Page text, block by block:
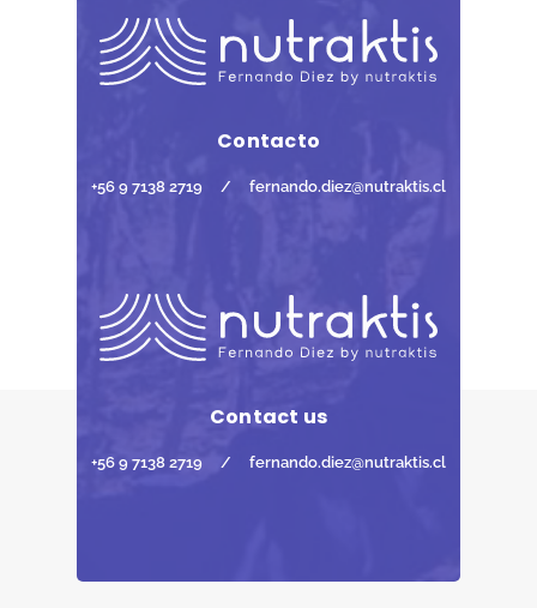
Contacto
+56 9 7138 2719 / fernando.diez@nutraktis.cl
Contact us
+56 9 7138 2719 / fernando.diez@nutraktis.cl